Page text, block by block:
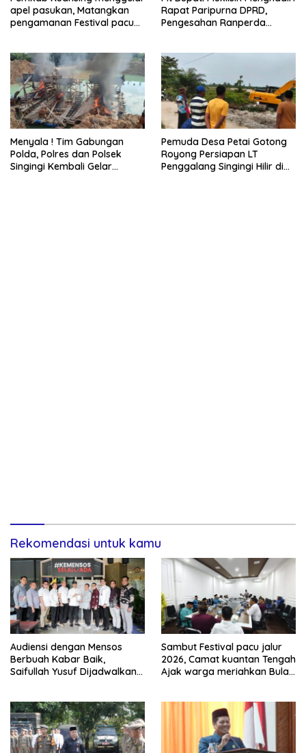
apel pasukan, Matangkan
pengamanan Festival pacu
Rapat Paripurna DPRD,
Pengesahan Ranperda
Menyala ! Tim Gabungan
Polda, Polres dan Polsek
Singingi Kembali Gelar
Pemuda Desa Petai Gotong
Royong Persiapan LT
Penggalang Singingi Hilir di
Rekomendasi untuk kamu
Audiensi dengan Mensos
Berbuah Kabar Baik,
Saifullah Yusuf Dijadwalkan
Kuansing
Sambut Festival pacu jalur
2026, Camat kuantan Tengah
Ajak warga meriahkan Bulan